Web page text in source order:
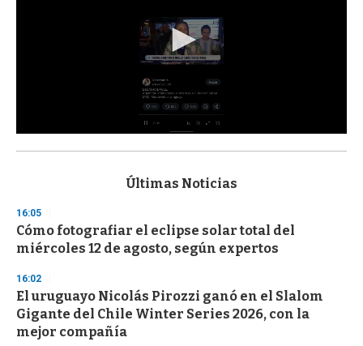
s
d
s
o
f
3
s
e
c
o
Últimas Noticias
16:05
Cómo fotografiar el eclipse solar total del
miércoles 12 de agosto, según expertos
16:02
El uruguayo Nicolás Pirozzi ganó en el Slalom
Gigante del Chile Winter Series 2026, con la
mejor compañía